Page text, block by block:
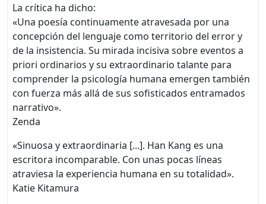
La crítica ha dicho:
«Una poesía continuamente atravesada por una
concepción del lenguaje como territorio del error y
de la insistencia. Su mirada incisiva sobre eventos a
priori ordinarios y su extraordinario talante para
comprender la psicología humana emergen también
con fuerza más allá de sus sofisticados entramados
narrativo».
Zenda
«Sinuosa y extraordinaria [...]. Han Kang es una
escritora incomparable. Con unas pocas líneas
atraviesa la experiencia humana en su totalidad».
Katie Kitamura